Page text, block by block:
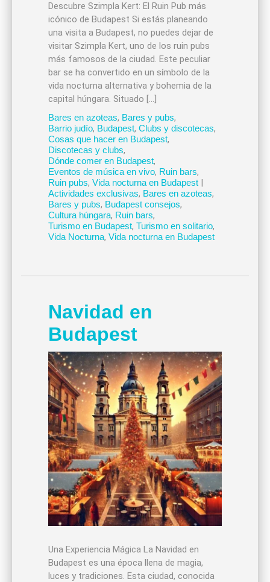
Descubre Szimpla Kert: El Ruin Pub más
icónico de Budapest Si estás planeando
una visita a Budapest, no puedes dejar de
visitar Szimpla Kert, uno de los ruin pubs
más famosos de la ciudad. Este peculiar
bar se ha convertido en un símbolo de la
vida nocturna alternativa y bohemia de la
capital húngara. Situado […]
Bares en azoteas, Bares y pubs,
Barrio judío, Budapest, Clubs y discotecas,
Cosas que hacer en Budapest,
Discotecas y clubs,
Dónde comer en Budapest,
Eventos de música en vivo, Ruin bars,
Ruin pubs, Vida nocturna en Budapest|
Actividades exclusivas, Bares en azoteas,
Bares y pubs, Budapest consejos,
Cultura húngara, Ruin bars,
Turismo en Budapest, Turismo en solitario,
Vida Nocturna, Vida nocturna en Budapest
Navidad en
Budapest
Una Experiencia Mágica La Navidad en
Budapest es una época llena de magia,
luces y tradiciones. Esta ciudad, conocida